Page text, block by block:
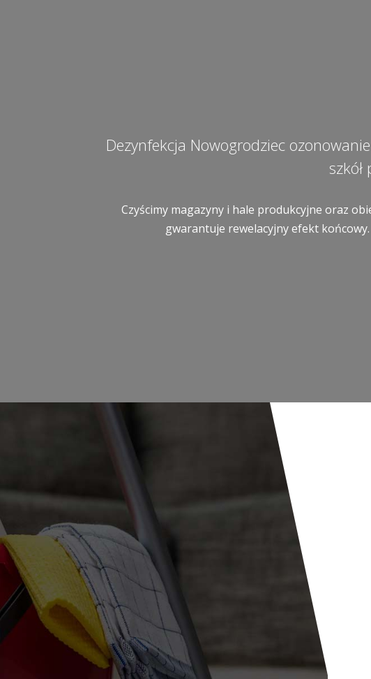
Dezynfekcja Nowogrodziec
Czyścimy magazyny i hale produkcyjne oraz
gwarantuje rewelacyjny efekt